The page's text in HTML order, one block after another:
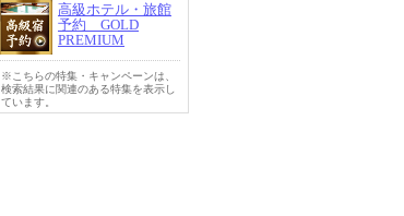
高級ホテル・旅館
予約 GOLD
PREMIUM
※こちらの特集・キャンペーンは、
検索結果に関連のある特集を表示し
ています。